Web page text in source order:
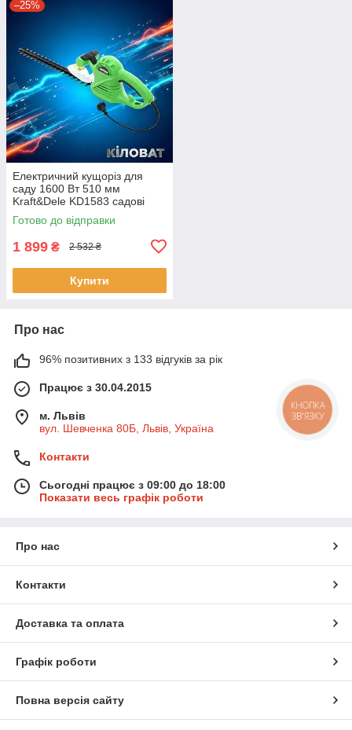
–25%
Електричний кущоріз для
саду 1600 Вт 510 мм
Kraft&Dele KD1583 садові
ножиці для підрізування
кущів кущорізи для
Готово до відправки
1 899 ₴ 2 532 ₴
Купити
Про нас
96% позитивних з 133 відгуків за рік
Працює з 30.04.2015
м. Львів
вул. Шевченка 80Б, Львів, Україна
Контакти
Сьогодні працює з 09:00 до 18:00
Показати весь графік роботи
Про нас
Контакти
Доставка та оплата
Графік роботи
Повна версія сайту
КНОПКА
ЗВ'ЯЗКУ